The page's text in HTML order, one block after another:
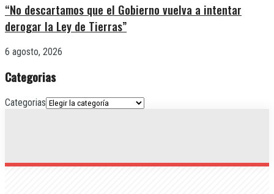
“No descartamos que el Gobierno vuelva a intentar
derogar la Ley de Tierras”
6 agosto, 2026
Categorias
Categorias